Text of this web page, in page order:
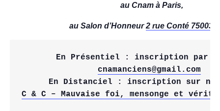
au Cnam à Paris,
au Salon d’Honneur2 rue Conté 75003
En Présentiel :
inscription par
cnamanciens@gmail.com
C & C – Mauvaise foi, mensonge et